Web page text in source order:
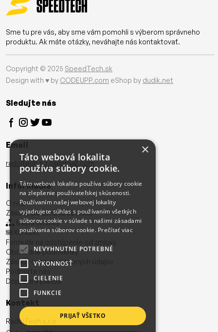
Sme tu pre vás, aby sme vám pomohli s výberom správneho
produktu. Ak máte otázky, neváhajte nás kontaktovať.
Copyright © 2025 SpeedTech.sk
Design with ♥ by CODEUPP.com eShop by dudik.net
Sledujte nás
Email
radoltech.s.r.o@gmail.com
Informácie
O nás
Zásady používania cookies
Mapa stránky
Kontakt
Formulár na odstúpenie od zmluvy
Obchodné podmienky
Zásady ochrany osobných údajov
Podporte nás
Doprava a platba
Kontakt
RadolTech s.r.o
×
Táto webová lokalita
používa súbory cookie.
Táto webová lokalita používa súbory cookie
na zlepšenie používateľskej skúsenosti.
Používaním našej webovej lokality
vyjadrujete súhlas s používaním všetkých
súborov cookie v súlade s našimi zásadami
používania súborov cookie. Prečítať viac
NEVYHNUTNE POTREBNÉ
VÝKONNOSŤ
CIELENIE
FUNKCIE
PRIJAŤ VŠETKO